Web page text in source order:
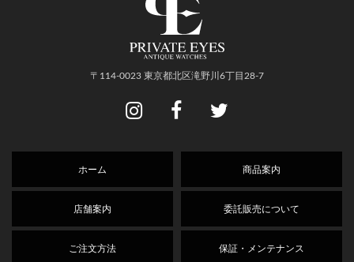
〒114-0023 東京都北区滝野川6丁目28-7
ホーム 商品案内
店舗案内 委託販売について
ご注文方法 保証・メンテナンス